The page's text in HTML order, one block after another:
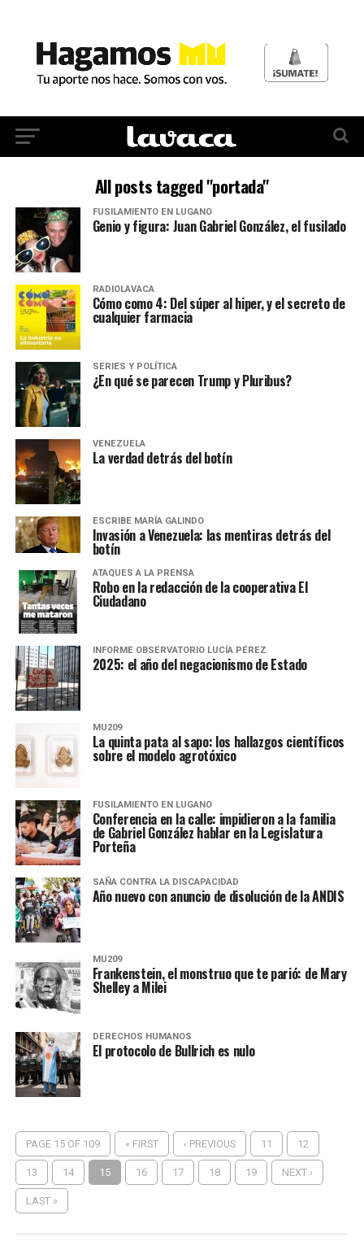
All posts tagged "portada"
FUSILAMIENTO EN LUGANO
Genio y figura: Juan Gabriel González, el fusilado
RADIOLAVACA
Cómo como 4: Del súper al hiper, y el secreto de
cualquier farmacia
SERIES Y POLÍTICA
¿En qué se parecen Trump y Pluribus?
VENEZUELA
La verdad detrás del botín
ESCRIBE MARÍA GALINDO
Invasión a Venezuela: las mentiras detrás del
botín
ATAQUES A LA PRENSA
Robo en la redacción de la cooperativa El
Ciudadano
INFORME OBSERVATORIO LUCÍA PÉREZ
2025: el año del negacionismo de Estado
MU209
La quinta pata al sapo: los hallazgos científicos
sobre el modelo agrotóxico
FUSILAMIENTO EN LUGANO
Conferencia en la calle: impidieron a la familia
de Gabriel González hablar en la Legislatura
Porteña
SAÑA CONTRA LA DISCAPACIDAD
Año nuevo con anuncio de disolución de la ANDIS
MU209
Frankenstein, el monstruo que te parió: de Mary
Shelley a Milei
DERECHOS HUMANOS
El protocolo de Bullrich es nulo
PAGE 15 OF 109 « FIRST ‹ PREVIOUS 11 12
13 14 15 16 17 18 19 NEXT ›
LAST »